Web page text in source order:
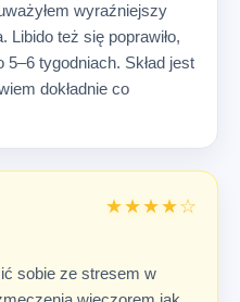
wyraźniejszy
Libido też się poprawiło,
tygodniach. Skład jest
dokładnie co
★★★★☆
sobie ze stresem w